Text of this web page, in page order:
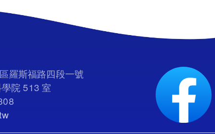
羅斯福路四段一號
院 513 室